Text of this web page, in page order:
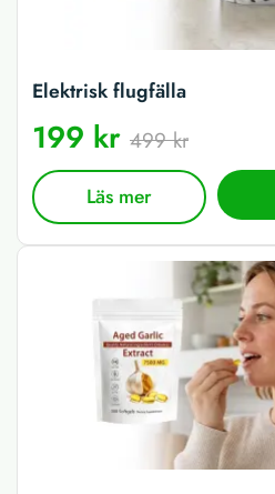
Elektrisk flugfälla
199 kr 499 kr
Läs mer